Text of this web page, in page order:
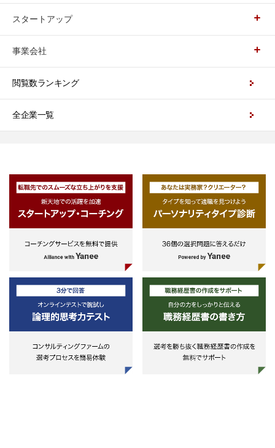
スタートアップ
事業会社
閲覧数ランキング
全企業一覧